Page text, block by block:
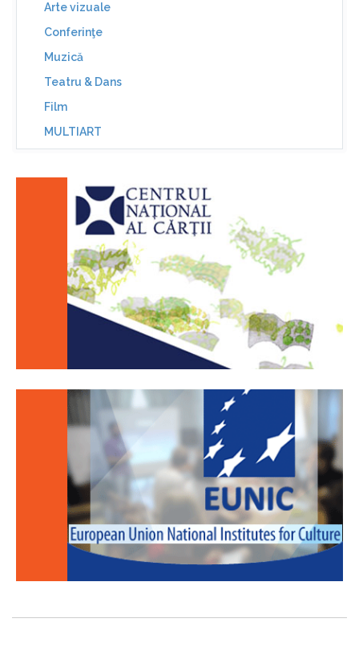
Arte vizuale
Conferinţe
Muzică
Teatru & Dans
Film
MULTIART